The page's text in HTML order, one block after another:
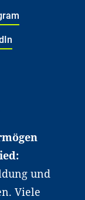
und
Viele